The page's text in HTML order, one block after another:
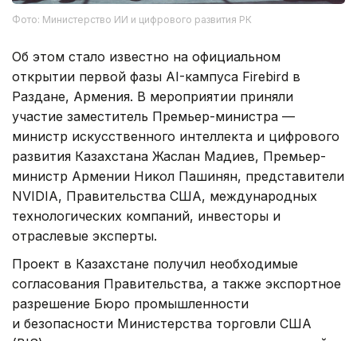
Фото: Министерство ИИ и цифрового развития РК
Об этом стало известно на официальном
открытии первой фазы AI-кампуса Firebird в
Раздане, Армения. В мероприятии приняли
участие заместитель Премьер-министра —
министр искусственного интеллекта и цифрового
развития Казахстана Жаслан Мадиев, Премьер-
министр Армении Никол Пашинян, представители
NVIDIA, Правительства США, международных
технологических компаний, инвесторы и
отраслевые эксперты.
Проект в Казахстане получил необходимые
согласования Правительства, а также экспортное
разрешение Бюро промышленности
и безопасности Министерства торговли США